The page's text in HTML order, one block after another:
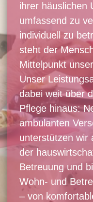
ihrer häuslichen
umfassend zu
individuell zu
steht der
Mittelpunkt
Unser
dabei weit über
Pflege hinaus:
ambulanten
unterstützen wir
der
Betreuung und
Wohn- und
– von